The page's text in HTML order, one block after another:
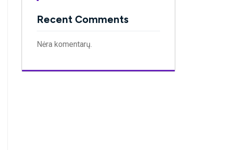
Recent Comments
Nėra komentarų.